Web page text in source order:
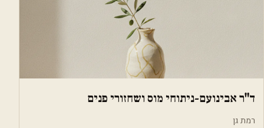
ד"ר אבינועם-ניתוחי מוס ושחזורי פנים
רמת גן